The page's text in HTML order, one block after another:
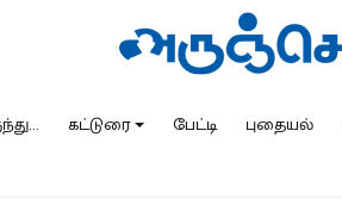
கட்டுரை பேட்டி புதையல்